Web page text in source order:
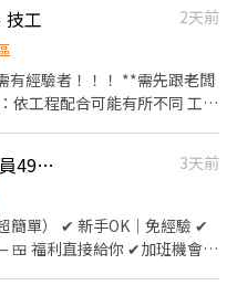
領3000元/次;滿6個月可領
休假制度】周休六日 ✅【安
✅【餐費津貼】配合加班平
位】免費汽機車停車位 - ❤️請
接洽面試 - ╔~~♥~~♥~~⭐️【
嘉 工作攏低嘉↓↓ ☎️連絡電
陳嘉嘉 ➡️火速找嘉嘉
【 快速找工作 】
技工
2天前
有經驗者！！！ **需先跟老闆
高低壓配電線路施工、電路
📦冷氣廠+免費供餐✔神岡作業員49K✔獎金超過1萬
3天前
簡單） ✔ 新手OK｜免經驗 ✔
福利直接給你 ✔加班機會多